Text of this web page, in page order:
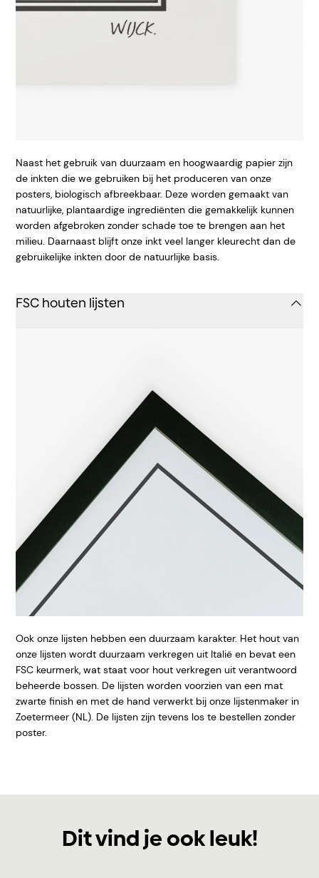
Naast het gebruik van duurzaam en hoogwaardig papier zijn
de inkten die we gebruiken bij het produceren van onze
posters, biologisch afbreekbaar. Deze worden gemaakt van
natuurlijke, plantaardige ingrediënten die gemakkelijk kunnen
worden afgebroken zonder schade toe te brengen aan het
milieu. Daarnaast blijft onze inkt veel langer kleurecht dan de
gebruikelijke inkten door de natuurlijke basis.
FSC houten lijsten
Ook onze lijsten hebben een duurzaam karakter. Het hout van
onze lijsten wordt duurzaam verkregen uit Italië en bevat een
FSC keurmerk, wat staat voor hout verkregen uit verantwoord
beheerde bossen. De lijsten worden voorzien van een mat
zwarte finish en met de hand verwerkt bij onze lijstenmaker in
Zoetermeer (NL). De lijsten zijn tevens los te bestellen zonder
poster.
Dit vind je ook leuk!